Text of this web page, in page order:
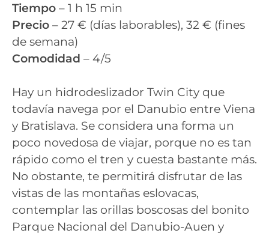
Tiempo – 1 h 15 min
Precio – 27 € (días laborables), 32 € (fines
de semana)
Comodidad – 4/5
Hay un hidrodeslizador Twin City que
todavía navega por el Danubio entre Viena
y Bratislava. Se considera una forma un
poco novedosa de viajar, porque no es tan
rápido como el tren y cuesta bastante más.
No obstante, te permitirá disfrutar de las
vistas de las montañas eslovacas,
contemplar las orillas boscosas del bonito
Parque Nacional del Danubio-Auen y